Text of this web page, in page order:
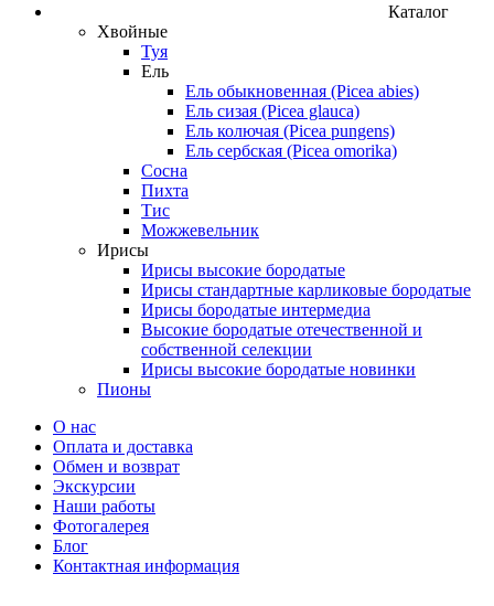
Каталог
Хвойные
Туя
Ель
Ель обыкновенная (Picea abies)
Ель сизая (Picea glauca)
Ель колючая (Picea pungens)
Ель сербская (Picea omorika)
Сосна
Пихта
Тис
Можжевельник
Ирисы
Ирисы высокие бородатые
Ирисы стандартные карликовые бородатые
Ирисы бородатые интермедиа
Высокие бородатые отечественной и
собственной селекции
Ирисы высокие бородатые новинки
Пионы
О нас
Оплата и доставка
Обмен и возврат
Экскурсии
Наши работы
Фотогалерея
Блог
Контактная информация